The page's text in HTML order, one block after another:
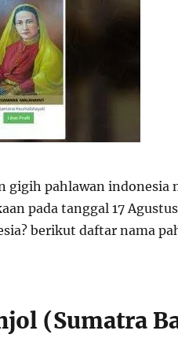
gigih pahlawan indonesia
pada tanggal 17
berikut daftar nama
(Sumatra